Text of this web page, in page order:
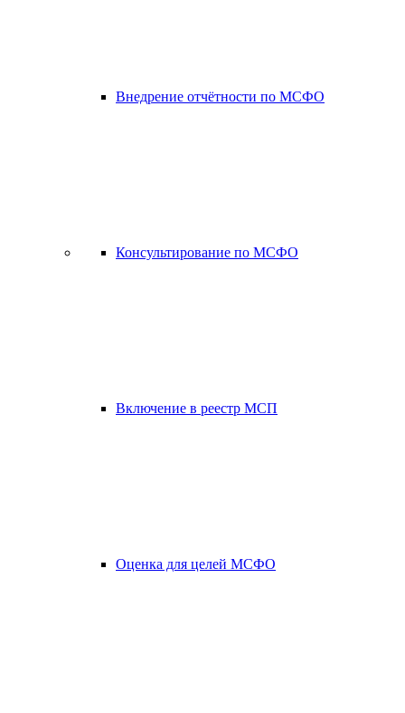
Внедрение отчётности по МСФО
Консультирование по МСФО
Включение в реестр МСП
Оценка для целей МСФО